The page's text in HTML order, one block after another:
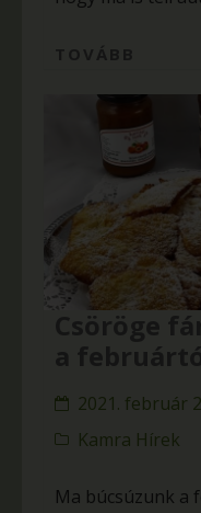
2021. február
Kamra Hírek
Ma búcsúzunk a